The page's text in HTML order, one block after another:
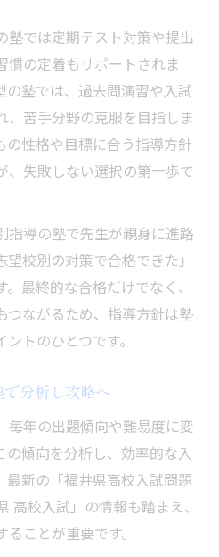
試対策と過去問演習の重要
率を塾で正しく把握する
校別指導の強みとは
塾で叶える方法
点克服と高得点を目指す
した塾の進路指導とは
ラインを超える戦略例
井県高校入試対策
難易度に強い塾の特徴
入試日程や傾向情報
い塾の違いと判断基準
期と開始タイミングの考え
塾では定期テスト対策や提出
慣の定着もサポートされま
の塾では、過去問演習や入試
、苦手分野の克服を目指しま
の性格や目標に合う指導方針
、失敗しない選択の第一歩で
指導の塾で先生が親身に進路
校別の対策で合格できた」
最終的な合格だけでなく、
つながるため、指導方針は塾
トのひとつです。
分析し攻略へ
毎年の出題傾向や難易度に変
傾向を分析し、効率的な入
新の「福井県高校入試問題
高校入試」の情報も踏まえ、
ことが重要です。